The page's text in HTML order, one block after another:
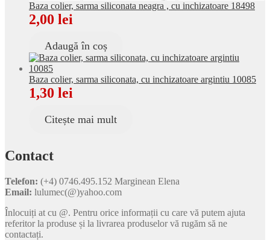
Baza colier, sarma siliconata neagra , cu inchizatoare 18498
2,00 lei
Adaugă în coș
Baza colier, sarma siliconata, cu inchizatoare argintiu 10085
1,30 lei
Citește mai mult
Contact
Telefon: (+4) 0746.495.152 Marginean Elena
Email: lulumec(@)yahoo.com
Înlocuiți at cu @. Pentru orice informații cu care vă putem ajuta
referitor la produse și la livrarea produselor vă rugăm să ne
contactați.